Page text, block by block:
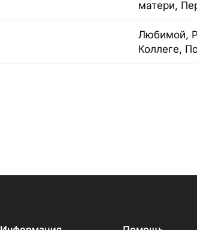
матери,
Любимой,
Коллеге,